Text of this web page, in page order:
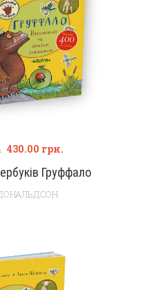
Груффало
430.00 грн.